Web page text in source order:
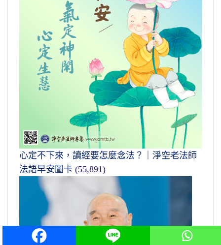
心定不下來，讀經要怎麼念法？｜淨空老法師
法語早安圖卡 (55,891)
淨